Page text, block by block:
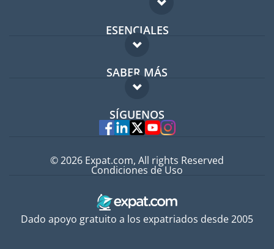
ESENCIALES
Foro para expatriados
Guía para expatriados
Trabajos en el extranjero
SABER MÁS
FAQ
Expertos
SÍGUENOS
Dado apoyo gratuito a los expatriados desde 2005
© 2026 Expat.com, All rights Reserved
Condiciones de Uso